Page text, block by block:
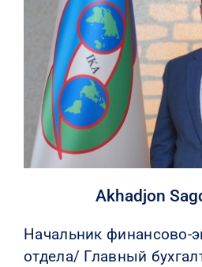
Akhadjon
Начальник финансово-
отдела/ Главный